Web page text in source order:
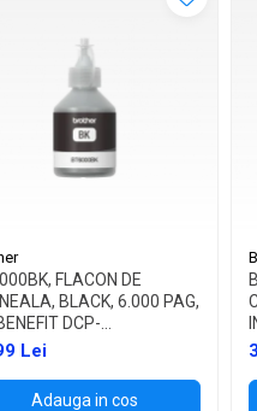
FLACON DE
BLACK, 6.000 PAG,
DCP-
T500W/T700W
Lei
Adauga in cos